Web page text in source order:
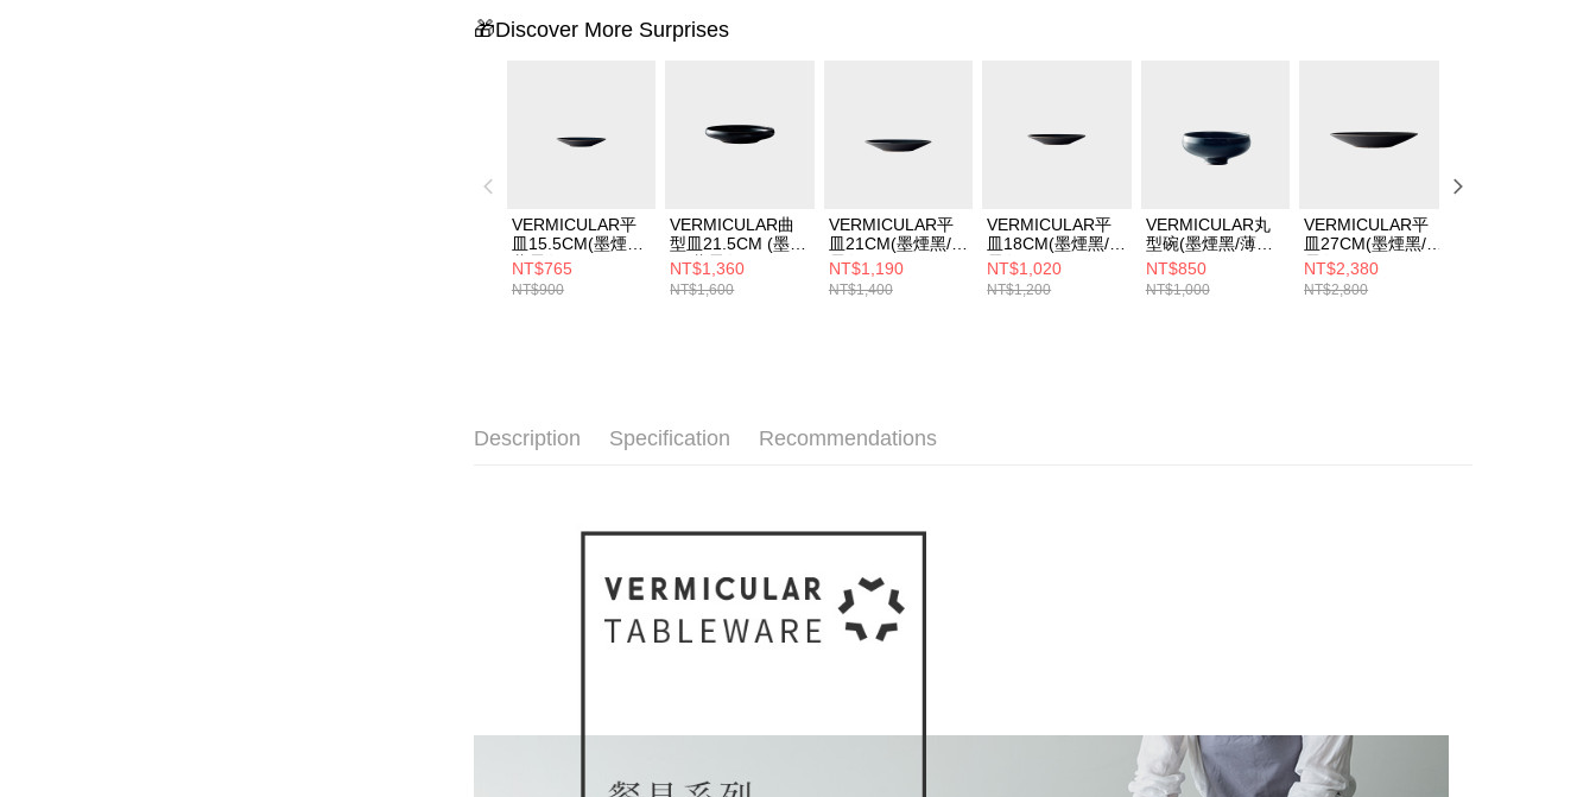
🎁Discover More Surprises
VERMICULAR平
皿15.5CM(墨煙黑/
薄霞灰)
NT$765
NT$900
VERMICULAR曲
型皿21.5CM (墨煙
黑/薄霞灰)
NT$1,360
NT$1,600
VERMICULAR平
皿21CM(墨煙黑/薄
霞灰)
NT$1,190
NT$1,400
VERMICULAR平
皿18CM(墨煙黑/薄
霞灰)
NT$1,020
NT$1,200
VERMICULAR丸
型碗(墨煙黑/薄霞
灰)
NT$850
NT$1,000
VERMICULAR平
皿27CM(墨煙黑/薄
霞灰)
NT$2,380
NT$2,800
Description Specification Recommendations